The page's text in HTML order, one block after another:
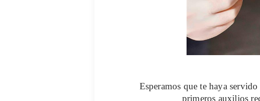
Esperamos que te haya
primeros auxilios